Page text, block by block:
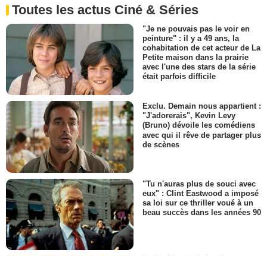
Toutes les actus Ciné & Séries
"Je ne pouvais pas le voir en
peinture" : il y a 49 ans, la
cohabitation de cet acteur de La
Petite maison dans la prairie
avec l'une des stars de la série
était parfois difficile
Exclu. Demain nous appartient :
"J'adorerais", Kevin Levy
(Bruno) dévoile les comédiens
avec qui il rêve de partager plus
de scènes
"Tu n'auras plus de souci avec
eux" : Clint Eastwood a imposé
sa loi sur ce thriller voué à un
beau succès dans les années 90